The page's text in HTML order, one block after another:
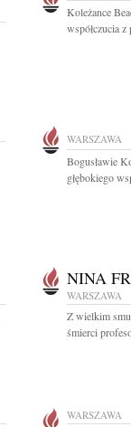
Koleżance
współczucia
WARSZAWA
Bogusławie
głębokiego
NINA
WARSZAWA
Z wielkim
śmierci
WARSZAWA